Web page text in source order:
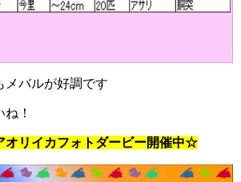
メバルが好調です
！
リイカフォトダービー開催中☆